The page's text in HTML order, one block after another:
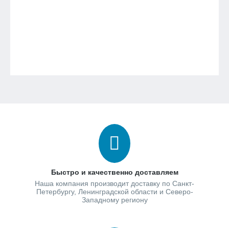
Быстро и качественно доставляем
Наша компания производит доставку по Санкт-
Петербургу, Ленинградской области и Северо-
Западному региону